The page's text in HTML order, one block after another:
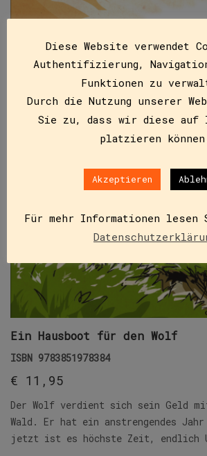
Ein Hausboot für den Wolf
ISBN 9783851978384
€ 11,95
Der Wolf verdient sich sein Geld mit
Wald. Er hat ein anstrengendes
jetzt ist es höchste Zeit, endlich
Diese Website verwendet
Authentifizierung,
Funktionen zu
Durch die Nutzung unserer
Sie zu, dass wir diese auf
platzieren
Akzeptieren
Für mehr Informationen lesen